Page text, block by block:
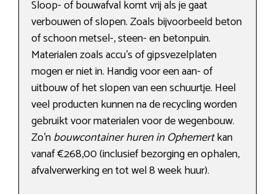
Sloop- of bouwafval komt vrij als je gaat
verbouwen of slopen. Zoals bijvoorbeeld beton
of schoon metsel-, steen- en betonpuin.
Materialen zoals accu’s of gipsvezelplaten
mogen er niet in. Handig voor een aan- of
uitbouw of het slopen van een schuurtje. Heel
veel producten kunnen na de recycling worden
gebruikt voor materialen voor de wegenbouw.
Zo’nbouwcontainer huren in Ophemertkan
vanaf €268,00 (inclusief bezorging en ophalen,
afvalverwerking en tot wel 8 week huur).